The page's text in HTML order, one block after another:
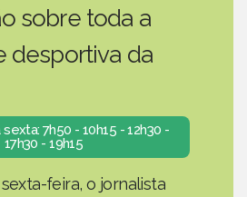
sobre toda a
desportiva da
7h50 - 10h15 - 12h30 -
17h30 - 19h15
feira, o jornalista